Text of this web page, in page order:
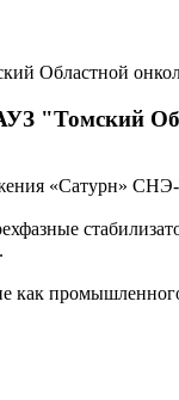
Областной
"Томский
«Сатурн»